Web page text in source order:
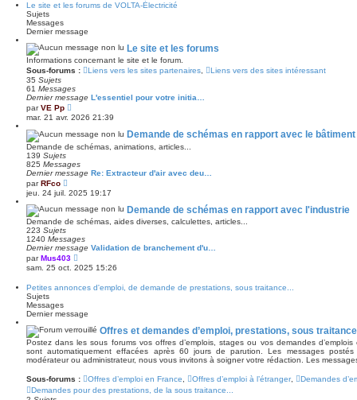
r
s
s
a
e
e
n
i
e
m
e
s
a
e
Le site et les forums de VOLTA-Électricité
Sujets
Messages
Dernier message
Le site et les forums
Informations concernant le site et le forum.
Sous-forums :
Liens vers les sites partenaires
Liens vers des sites intéressant
35 Sujets
61 Messages
Dernier message L'essentiel pour votre initia…
parVE Pp
o
i
r
e
e
r
i
r
m
s
s
a
g
e
mar. 21 avr. 2026 21:39
Demande de schémas en rapport avec le bâtiment
Demande de schémas, animations, articles...
139 Sujets
825 Messages
Dernier message Re: Extracteur d'air avec deu…
parRFco
o
r
e
e
r
n
i
r
s
a
e
jeu. 24 juil. 2025 19:17
Demande de schémas en rapport avec l'industrie
Demande de schémas, aides diverses, calculettes, articles...
223 Sujets
1240 Messages
Dernier message Validation de branchement d'u…
parMus403
o
i
l
e
n
i
e
r
e
s
sam. 25 oct. 2025 15:26
Petites annonces d'emploi, de demande de prestations, sous traitance...
Sujets
Messages
Dernier message
Offres et demandes d’emploi, prestations, sous
Postez dans les sous forums vos offres d’emplois, stages ou vos demandes
sont automatiquement effacées après 60 jours de parution. Les messages
modérateur ou administrateur, nous vous invitons à soigner votre rédaction. Les
Sous-forums : Offres d’emploi en France, Offres d’emploi à l’étranger,
Demandes
Demandes pour des prestations, de la sous traitance...